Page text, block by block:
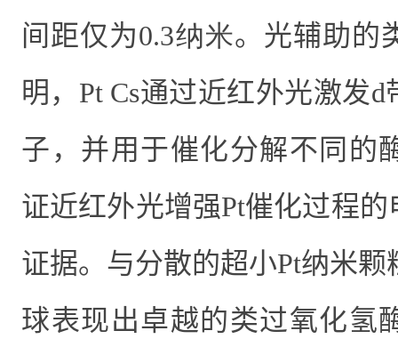
间距仅为0.3纳米。光辅助的
明， Pt Cs通过近红外光激发d
子，并用于催化分解不同的
证近红外光增强Pt催化过程的
证据。与分散的超小Pt纳米颗
球表现出卓越的类过氧化氢